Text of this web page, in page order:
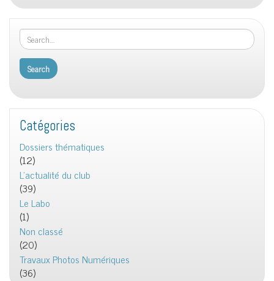
Catégories
Dossiers thématiques
(12)
L'actualité du club
(39)
Le Labo
(1)
Non classé
(20)
Travaux Photos Numériques
(36)